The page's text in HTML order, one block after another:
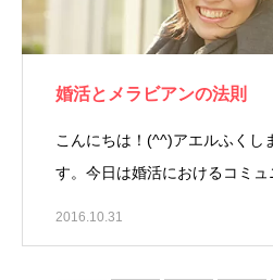
婚活とメラビアンの法則
こんにちは！(^^)アエルふくし
す。今日は婚活におけるコミ
2016.10.31